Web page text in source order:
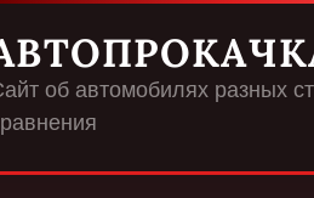
об автомобилях разных